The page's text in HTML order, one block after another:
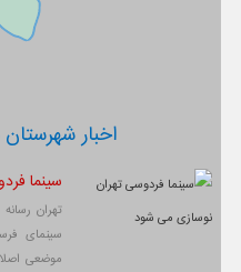
اخبار
سینما
سینمای